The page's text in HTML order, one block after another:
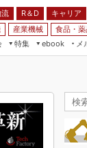
R＆D
キャリア
産業機械 食品・
特集
ebook
メ